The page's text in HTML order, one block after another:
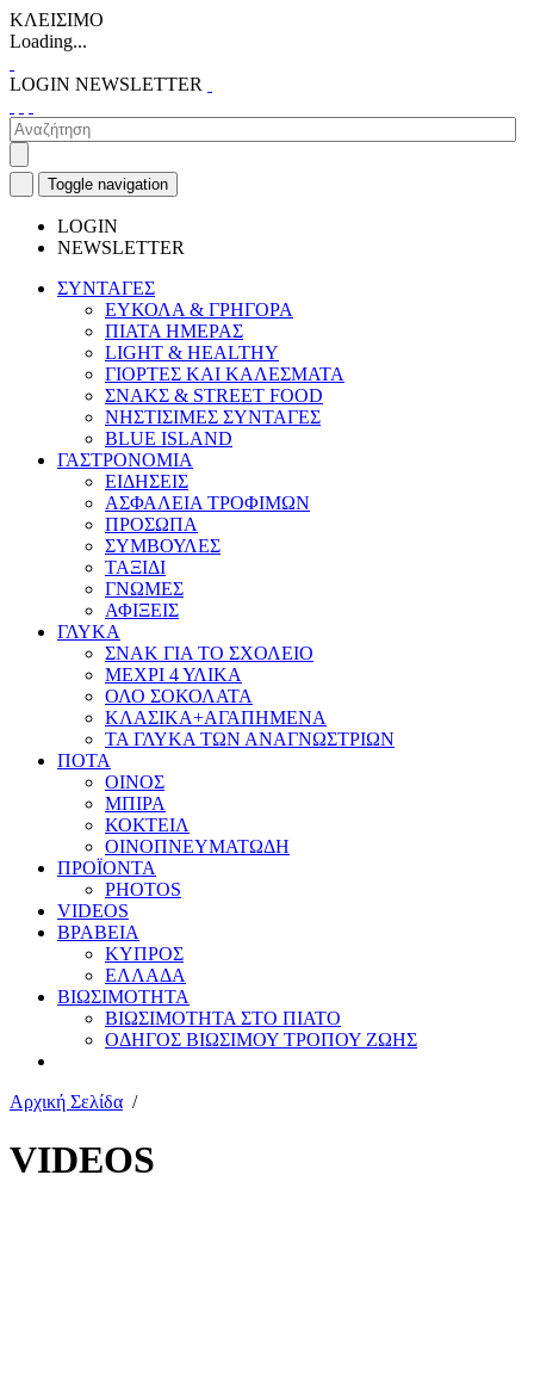
ΚΛΕΙΣΙΜΟ
Loading...
LOGIN NEWSLETTER
Toggle navigation
LOGIN
NEWSLETTER
ΣΥΝΤΑΓΕΣ
ΕΥΚΟΛΑ & ΓΡΗΓΟΡΑ
ΠΙΑΤΑ ΗΜΕΡΑΣ
LIGHT & HEALTHY
ΓΙΟΡΤΕΣ ΚΑΙ ΚΑΛΕΣΜΑΤΑ
ΣΝΑΚΣ & STREET FOOD
ΝΗΣΤΙΣΙΜΕΣ ΣΥΝΤΑΓΕΣ
BLUE ISLAND
ΓΑΣΤΡΟΝΟΜΙΑ
ΕΙΔΗΣΕΙΣ
ΑΣΦΑΛΕΙΑ ΤΡΟΦΙΜΩΝ
ΠΡΟΣΩΠΑ
ΣΥΜΒΟΥΛΕΣ
ΤΑΞΙΔΙ
ΓΝΩΜΕΣ
ΑΦΙΞΕΙΣ
ΓΛΥΚΑ
ΣΝΑΚ ΓΙΑ ΤΟ ΣΧΟΛΕΙΟ
ΜΕΧΡΙ 4 ΥΛΙΚΑ
ΟΛΟ ΣΟΚΟΛΑΤΑ
ΚΛΑΣΙΚΑ+ΑΓΑΠΗΜΕΝΑ
ΤΑ ΓΛΥΚΑ ΤΩΝ ΑΝΑΓΝΩΣΤΡΙΩΝ
ΠΟΤΑ
ΟΙΝΟΣ
ΜΠΙΡΑ
ΚΟΚΤΕΙΛ
ΟΙΝΟΠΝΕΥΜΑΤΩΔΗ
ΠΡΟΪΟΝΤΑ
PHOTOS
VIDEOS
ΒΡΑΒΕΙΑ
ΚΥΠΡΟΣ
ΕΛΛΑΔΑ
ΒΙΩΣΙΜΟΤΗΤΑ
ΒΙΩΣΙΜΟΤΗΤΑ ΣΤΟ ΠΙΑΤΟ
ΟΔΗΓΟΣ ΒΙΩΣΙΜΟΥ ΤΡΟΠΟΥ ΖΩΗΣ
Αρχική Σελίδα /
VIDEOS